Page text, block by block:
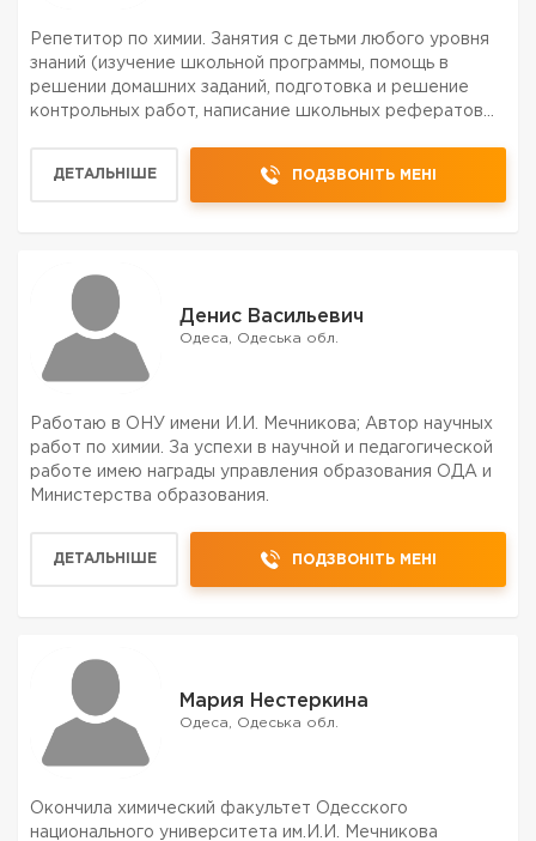
Репетитор по химии. Занятия с детьми любого уровня
знаний (изучение школьной программы, помощь в
решении домашних заданий, подготовка и решение
контрольных работ, написание школьных рефератов
понимания...
ДЕТАЛЬНІШЕ ПОДЗВОНІТЬ МЕНІ
Денис Васильевич
Одеса, Одеська обл.
Работаю в ОНУ имени И.И. Мечникова; Автор научных
работ по химии. За успехи в научной и педагогической
работе имею награды управления образования ОДА и
Министерства образования.
ДЕТАЛЬНІШЕ ПОДЗВОНІТЬ МЕНІ
Мария Нестеркина
Одеса, Одеська обл.
Окончила химический факультет Одесского
национального университета им.И.И. Мечникова